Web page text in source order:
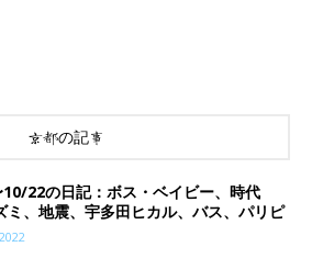
京都の記事
22の日記：ボス・ベイビー、時代
ミ、地震、宇多田ヒカル、バス、パリピ